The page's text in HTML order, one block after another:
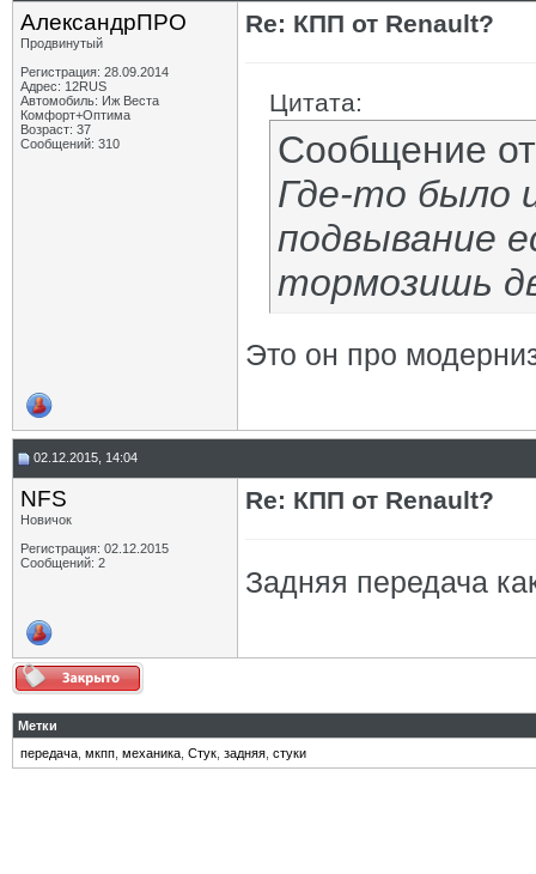
АлександрПРО
Продвинутый
Регистрация: 28.09.2014
Адрес: 12RUS
Автомобиль: Иж Веста
Комфорт+Оптима
Возраст: 37
Сообщений: 310
Re: КПП от Renault?
Цитата:
Сообщение
Где-то было
подвывание
тормозишь
Это он про
02.12.2015, 14:04
NFS
Новичок
Регистрация: 02.12.2015
Сообщений: 2
Re: КПП от Renault?
Задняя передача
Метки
передача мкпп механика Стук задняя стуки